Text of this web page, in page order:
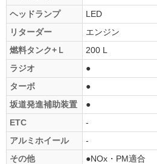
ヘッドランプ
LED
リターダー
エンジン
燃料タンク+Ｌ
200 L
ラジオ
●
ターボ
●
坂道発進補助装置
●
ETC
-
アルミホイール
-
その他
●NOx・PM適合